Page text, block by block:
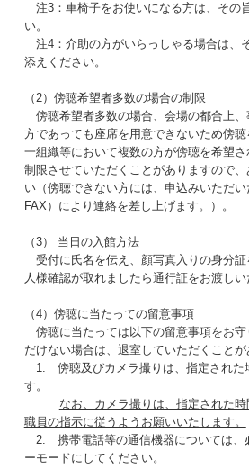
注3：車椅子をお使いになる方は、その
い。
注4：介助の方がいらっしゃる場合は、
添えください。
（2）傍聴希望者多数の場合の制限
傍聴希望者多数の場合、会場の都合上、
方であっても座席を用意できないため傍
一組織等において複数の方が傍聴を希望
制限させていただくことがありますので
い（傍聴できない方には、申込みいただ
FAX）により連絡を差し上げます。）。
（3） 当日の入館方法
受付に氏名を伝え、顔写真入りの身分
人様確認が取れましたら通行証をお渡しい
（4）傍聴に当たっての留意事項
傍聴に当たっては以下の留意事項をお守
だけない場合は、退室していただくことが
1. 傍聴及びカメラ撮りは、指定された
す。
なお、カメラ撮りは、指定された
職員の指示に従うようお願いいたします。
2. 携帯電話等の通信機器については、
ーモードにしてください。